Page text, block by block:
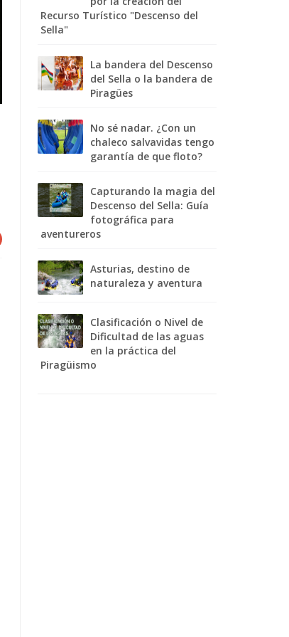
Recurso Turístico "Descenso del
Sella"
La bandera del Descenso
del Sella o la bandera de
Piragües
No sé nadar. ¿Con un
chaleco salvavidas tengo
garantía de que floto?
Capturando la magia del
Descenso del Sella: Guía
fotográfica para
aventureros
Asturias, destino de
naturaleza y aventura
Clasificación o Nivel de
Dificultad de las aguas
en la práctica del
Piragüismo